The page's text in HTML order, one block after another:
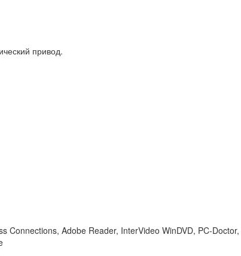
привод.
Adobe Reader, InterVideo WinDVD, PC-